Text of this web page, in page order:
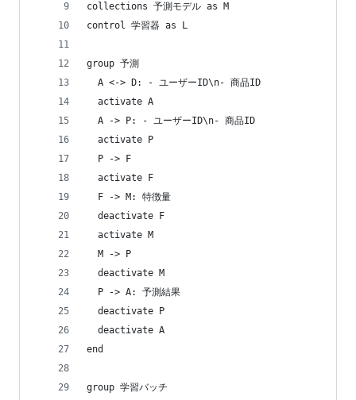
collections 予測モデル as M
control 学習器 as L
group 予測
  A <-> D: - ユーザーID\n- 商品ID
  activate A
  A -> P: - ユーザーID\n- 商品ID
  activate P
  P -> F
  activate F
  F -> M: 特徴量
  deactivate F
  activate M
  M -> P
  deactivate M
  P -> A: 予測結果
  deactivate P
  deactivate A
end
group 学習バッチ